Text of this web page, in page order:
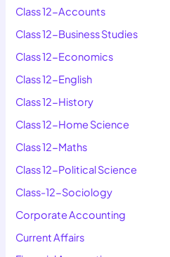
Class 12-Accounts
Class 12-Business Studies
Class 12-Economics
Class 12-English
Class 12-History
Class 12-Home Science
Class 12-Maths
Class 12-Political Science
Class-12-Sociology
Corporate Accounting
Current Affairs